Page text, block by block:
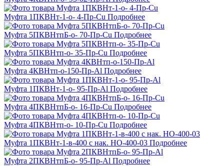
Муфта 1ПКВНт-1-о- 4-Пр-Cu Подробнее
Муфта 5ПКВНтпБ-о- 70-Пр-Cu Подробнее
Муфта 5ПКВНтп-о- 35-Пр-Cu Подробнее
Муфта 4КВНтп-о-150-Пр-Al Подробнее
Муфта 1ПКВНт-1-о- 95-Пр-Al Подробнее
Муфта 4ПКВНтпБ-о- 16-Пр-Cu Подробнее
Муфта 4ПКВНтп-о- 10-Пр-Cu Подробнее
Муфта 1ПКВНт-1-в-400 с нак. НО-400-03 Подробнее
Муфта 2ПКВНтпБ-о- 95-Пр-Al Подробнее